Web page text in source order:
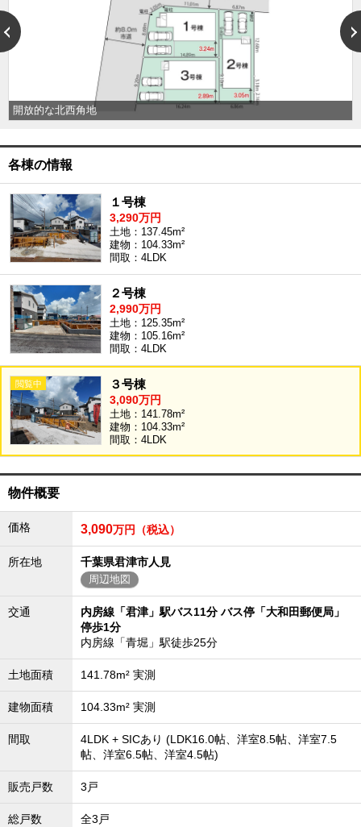
開放的な北西角地
各棟の情報
１号棟
3,290万円
土地：137.45m²
建物：104.33m²
間取：4LDK
２号棟
2,990万円
土地：125.35m²
建物：105.16m²
間取：4LDK
３号棟
3,090万円
土地：141.78m²
建物：104.33m²
間取：4LDK
物件概要
価格 3,090万円（税込）
所在地 千葉県君津市人見
周辺地図
交通
内房線「君津」駅バス11分 バス停「大和田郵便局」
停歩1分
内房線「青堀」駅徒歩25分
土地面積 141.78m² 実測
建物面積 104.33m² 実測
間取
4LDK + SICあり (LDK16.0帖、洋室8.5帖、洋室7.5
帖、洋室6.5帖、洋室4.5帖)
販売戸数 3戸
総戸数 全3戸
沖縄全域エリア
沖縄全域エリアの新築一戸建
沖縄全域エリアの中古一戸建
沖縄全域エリアのマンション
沖縄全域エリアの土地
全店舗営業社員募集！